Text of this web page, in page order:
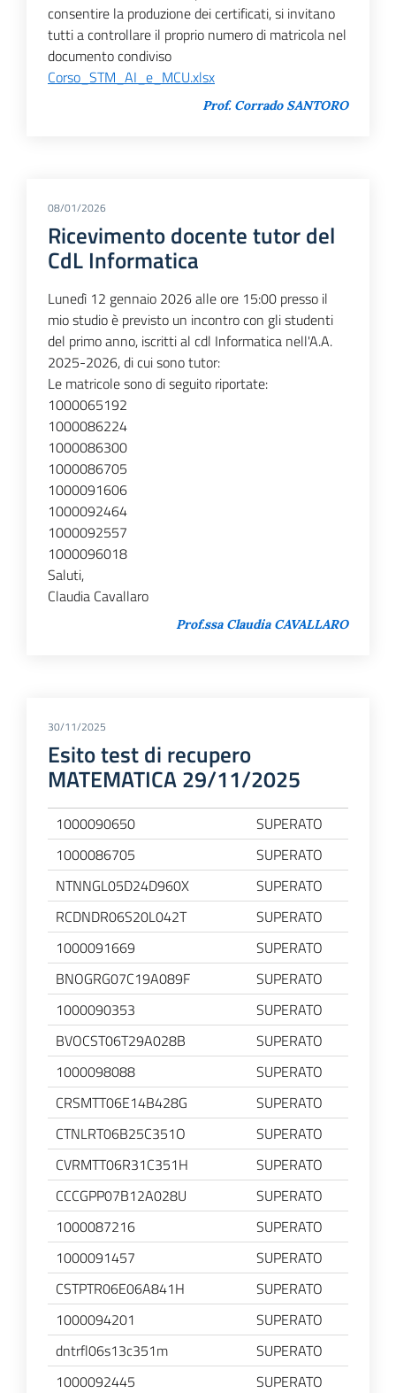
consentire la produzione dei certificati, si invitano
tutti a controllare il proprio numero di matricola nel
documento condiviso
Corso_STM_AI_e_MCU.xlsx
Prof. Corrado SANTORO
08/01/2026
Ricevimento docente tutor del
CdL Informatica
Lunedì 12 gennaio 2026 alle ore 15:00 presso il
mio studio è previsto un incontro con gli studenti
del primo anno, iscritti al cdl Informatica nell'A.A.
2025-2026, di cui sono tutor:
Le matricole sono di seguito riportate:
1000065192
1000086224
1000086300
1000086705
1000091606
1000092464
1000092557
1000096018
Saluti,
Claudia Cavallaro
Prof.ssa Claudia CAVALLARO
30/11/2025
Esito test di recupero
MATEMATICA 29/11/2025
1000090650
SUPERATO
1000086705
SUPERATO
NTNNGL05D24D960X
SUPERATO
RCDNDR06S20L042T
SUPERATO
1000091669
SUPERATO
BNOGRG07C19A089F
SUPERATO
1000090353
SUPERATO
BVOCST06T29A028B
SUPERATO
1000098088
SUPERATO
CRSMTT06E14B428G
SUPERATO
CTNLRT06B25C351O
SUPERATO
CVRMTT06R31C351H
SUPERATO
CCCGPP07B12A028U
SUPERATO
1000087216
SUPERATO
1000091457
SUPERATO
CSTPTR06E06A841H
SUPERATO
1000094201
SUPERATO
dntrfl06s13c351m
SUPERATO
1000092445
SUPERATO